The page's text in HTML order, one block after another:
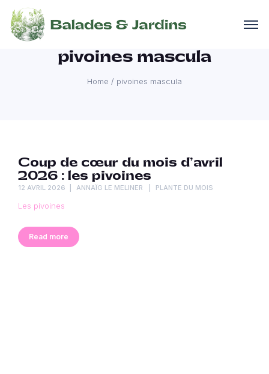
pivoines mascula
Home / pivoines mascula
Coup de cœur du mois d’avril
2026 : les pivoines
12 AVRIL 2026 ANNAÏG LE MELINER PLANTE DU MOIS
Les pivoines
Read more